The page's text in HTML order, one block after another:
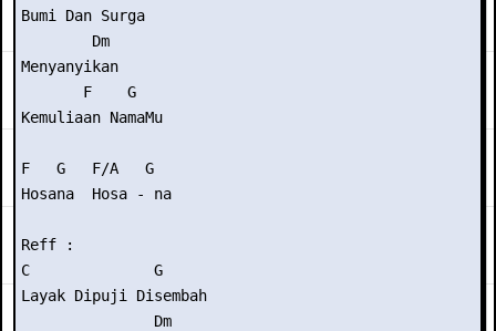
Bumi Dan Surga
        Dm
Menyanyikan
       F    G
Kemuliaan NamaMu
F   G   F/A   G
Hosana  Hosa - na
Reff :
C              G
Layak Dipuji Disembah
               Dm